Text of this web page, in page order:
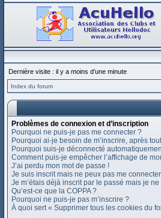
Dernière visite : il y a moins d’une minute
Index du forum
Problèmes de connexion et d’inscription
Pourquoi ne puis-je pas me connecter ?
Pourquoi ai-je besoin de m’inscrire, après
Pourquoi suis-je déconnecté
Comment puis-je empêcher l’affichage de
J’ai perdu mon mot de passe !
Je suis inscrit mais ne peux pas me
Je m’étais déjà inscrit par le passé mais je
Qu’est-ce que la COPPA ?
Pourquoi ne puis-je pas m’inscrire ?
À quoi sert « Supprimer tous les cookies du